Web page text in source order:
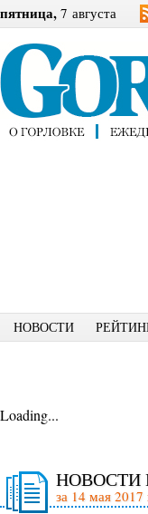
пятница, 7 августа
НОВОСТИ
Loading...
НОВОСТИ
за 14 мая 2017